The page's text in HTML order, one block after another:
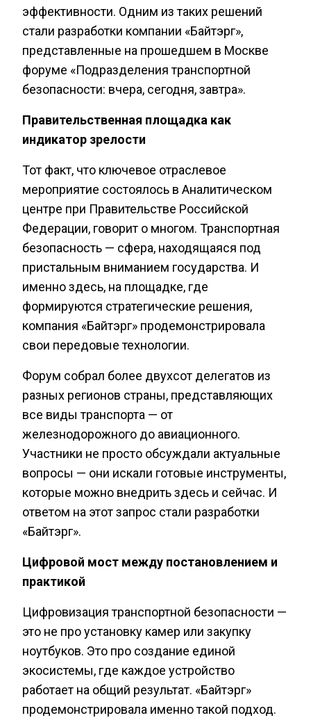
эффективности. Одним из таких решений
стали разработки компании «Байтэрг»,
представленные на прошедшем в Москве
форуме «Подразделения транспортной
безопасности: вчера, сегодня, завтра».
Правительственная площадка как
индикатор зрелости
Тот факт, что ключевое отраслевое
мероприятие состоялось в Аналитическом
центре при Правительстве Российской
Федерации, говорит о многом. Транспортная
безопасность — сфера, находящаяся под
пристальным вниманием государства. И
именно здесь, на площадке, где
формируются стратегические решения,
компания «Байтэрг» продемонстрировала
свои передовые технологии.
Форум собрал более двухсот делегатов из
разных регионов страны, представляющих
все виды транспорта — от
железнодорожного до авиационного.
Участники не просто обсуждали актуальные
вопросы — они искали готовые инструменты,
которые можно внедрить здесь и сейчас. И
ответом на этот запрос стали разработки
«Байтэрг».
Цифровой мост между постановлением и
практикой
Цифровизация транспортной безопасности —
это не про установку камер или закупку
ноутбуков. Это про создание единой
экосистемы, где каждое устройство
работает на общий результат. «Байтэрг»
продемонстрировала именно такой подход.